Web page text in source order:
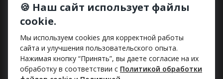
+375 (29) 182-90-00
г. Минск, ул. Макаенка, д. 12Е, пом. 282
Способы оплаты
🍪 Наш сайт использует файлы
cookie.
Мы используем cookies для корректной работы
сайта и улучшения пользовательского опыта.
Нажимая кнопку “Принять”, вы даете согласие на их
обработку в соответствии с Политикой обработки